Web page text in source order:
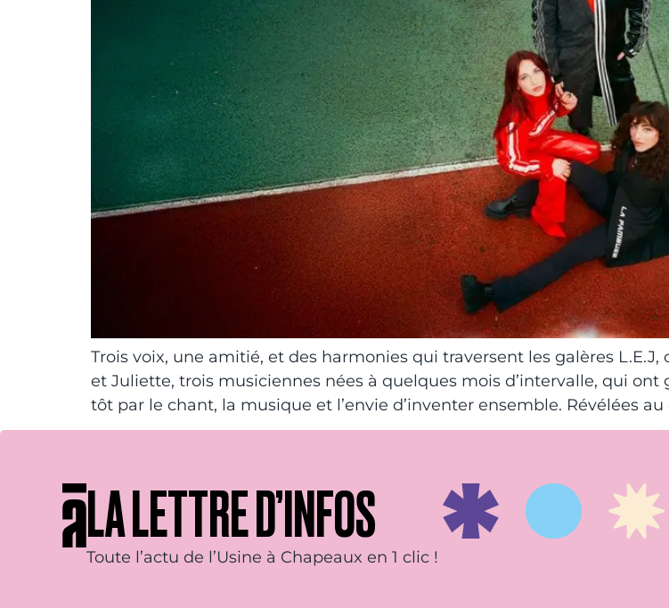
Trois voix, une amitié, et des harmonies qui traversent les galères L.E.J,
et Juliette, trois musiciennes nées à quelques mois d’intervalle, qui
tôt par le chant, la musique et l’envie d’inventer ensemble. Révélées
LA LETTRE D’INFOS
Toute l’actu de l’Usine à Chapeaux en 1 clic !